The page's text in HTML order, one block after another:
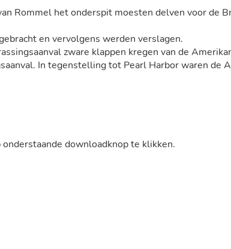
Rommel het onderspit moesten delven voor de
en vervolgens werden verslagen.
zware klappen kregen van de
In tegenstelling tot Pearl Harbor waren de
downloadknop te klikken.